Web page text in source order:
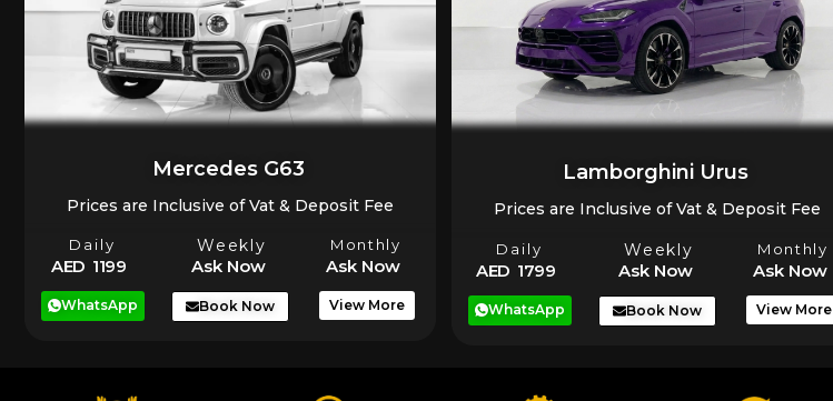
Mercedes G63
Prices are Inclusive of Vat & Deposit Fee
Daily Weekly Monthly
AED 1199 Ask Now Ask Now
WhatsApp Book Now View More
Lamborghini Urus
Prices are Inclusive of Vat & Deposit Fee
Daily Weekly Monthly
AED 1799 Ask Now Ask Now
WhatsApp Book Now View More